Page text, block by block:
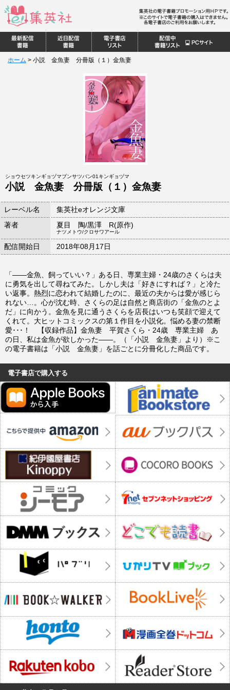
ホーム > 小説 金魚妻 分冊版（１）金魚妻
ショウセツキンギョヅマブンサツバン01キンギョヅマ
小説 金魚妻 分冊版（１）金魚妻
レーベル名
集英社eオレンジ文庫
著者
夏目 陶/黒澤 R(原作)
ナツメトウ/クロサワアール
配信開始日 2018年08月17日
「――金魚、飼っていい？」ある日、専業主婦・24歳のさくらは夫
に勇気を出して尋ねてみた。しかし夫は「好きにすれば？」と冷た
い返事。熱烈に恋われて結婚したのに、最近の夫からは愛が感じら
れない…。心が沈む時、さくらの足は自然と商店街の「金魚のとよ
だ」に向かう。金魚を見に通うさくらを店長はいつも笑顔で迎えて
くれて。大ヒットコミックスの第１作目を小説化。悩める妻の禁断
愛･･･！ 【収録作品】金魚妻 平賀さくら・24歳 専業主婦 あ
の日、私は金魚が欲しかった――。（「小説 金魚妻」より）※こ
の電子書籍は「小説 金魚妻」を話ごとに分冊化した商品です。
電子書店で購入する